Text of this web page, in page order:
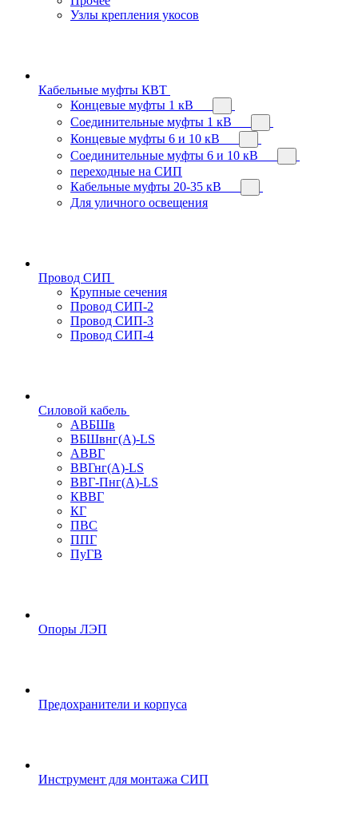
Узлы крепления укосов
Кабельные муфты КВТ
Концевые муфты 1 кВ
Соединительные муфты 1 кВ
Концевые муфты 6 и 10 кВ
Соединительные муфты 6 и 10 кВ
переходные на СИП
Кабельные муфты 20-35 кВ
Для уличного освещения
Провод СИП
Крупные сечения
Провод СИП-2
Провод СИП-3
Провод СИП-4
Силовой кабель
АВБШв
ВБШвнг(А)-LS
АВВГ
ВВГнг(А)-LS
ВВГ-Пнг(А)-LS
КВВГ
КГ
ПВС
ППГ
ПуГВ
Опоры ЛЭП
Предохранители и корпуса
Инструмент для монтажа СИП